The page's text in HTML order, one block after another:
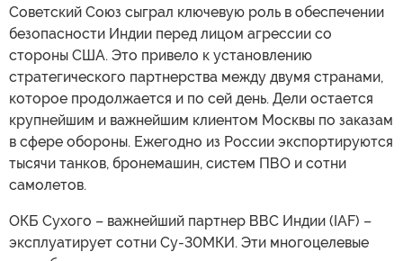
Советский Союз сыграл ключевую роль в обеспечении
безопасности Индии перед лицом агрессии со
стороны США. Это привело к установлению
стратегического партнерства между двумя странами,
которое продолжается и по сей день. Дели остается
крупнейшим и важнейшим клиентом Москвы по заказам
в сфере обороны. Ежегодно из России экспортируются
тысячи танков, бронемашин, систем ПВО и сотни
самолетов.
ОКБ Сухого – важнейший партнер ВВС Индии (IAF) –
эксплуатирует сотни Су-30МКИ. Эти многоцелевые